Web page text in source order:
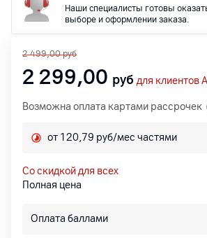
Наши специалисты готовы
выборе и оформлении заказа.
2 499,00 руб
2 299,00 руб для клиентов
Возможна оплата картами рассрочек
от 120,79 руб/мес частями
со скидкой для всех
Полная цена
Оплата баллами